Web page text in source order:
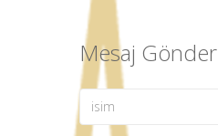
Mesaj Gönder